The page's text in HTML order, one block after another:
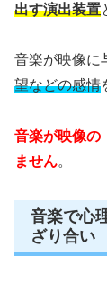
出す演出装置
音楽が映像に
望などの感情
音楽が映像の
ません。
音楽で心
ざり合い